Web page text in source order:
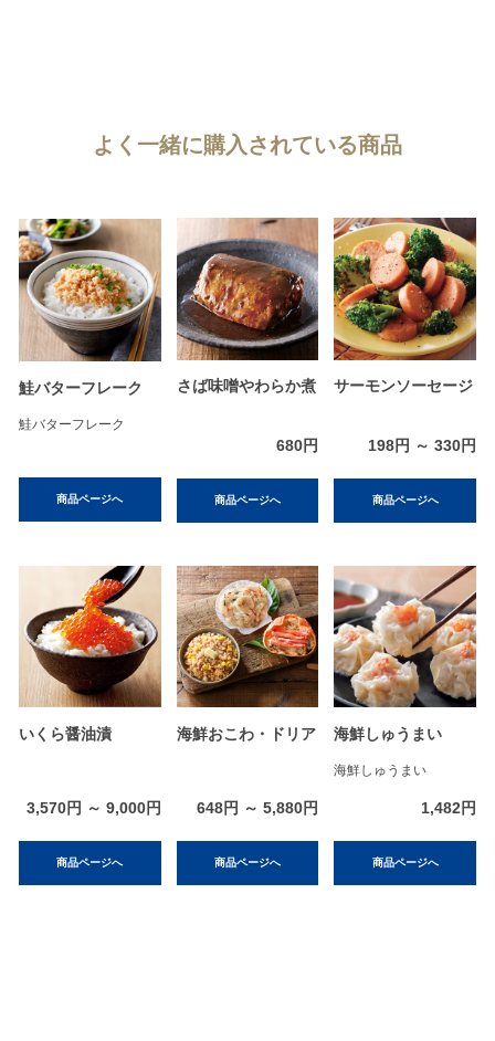
よく一緒に購入されている商品
鮭バターフレーク
鮭バターフレーク
商品ページへ
さば味噌やわらか煮
680円
商品ページへ
サーモンソーセージ
198円 ～ 330円
商品ページへ
いくら醤油漬
3,570円 ～ 9,000円
商品ページへ
海鮮おこわ・ドリア
648円 ～ 5,880円
商品ページへ
海鮮しゅうまい
海鮮しゅうまい
1,482円
商品ページへ